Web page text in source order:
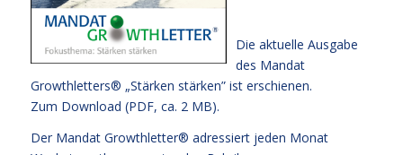
Die aktuelle Ausgabe
des Mandat
Growthletters® „Stärken stärken” ist erschienen.
Zum Download (PDF, ca. 2 MB).
Der Mandat Growthletter® adressiert jeden Monat